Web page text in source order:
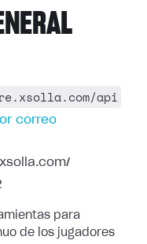
api
correo
para
de los jugadores